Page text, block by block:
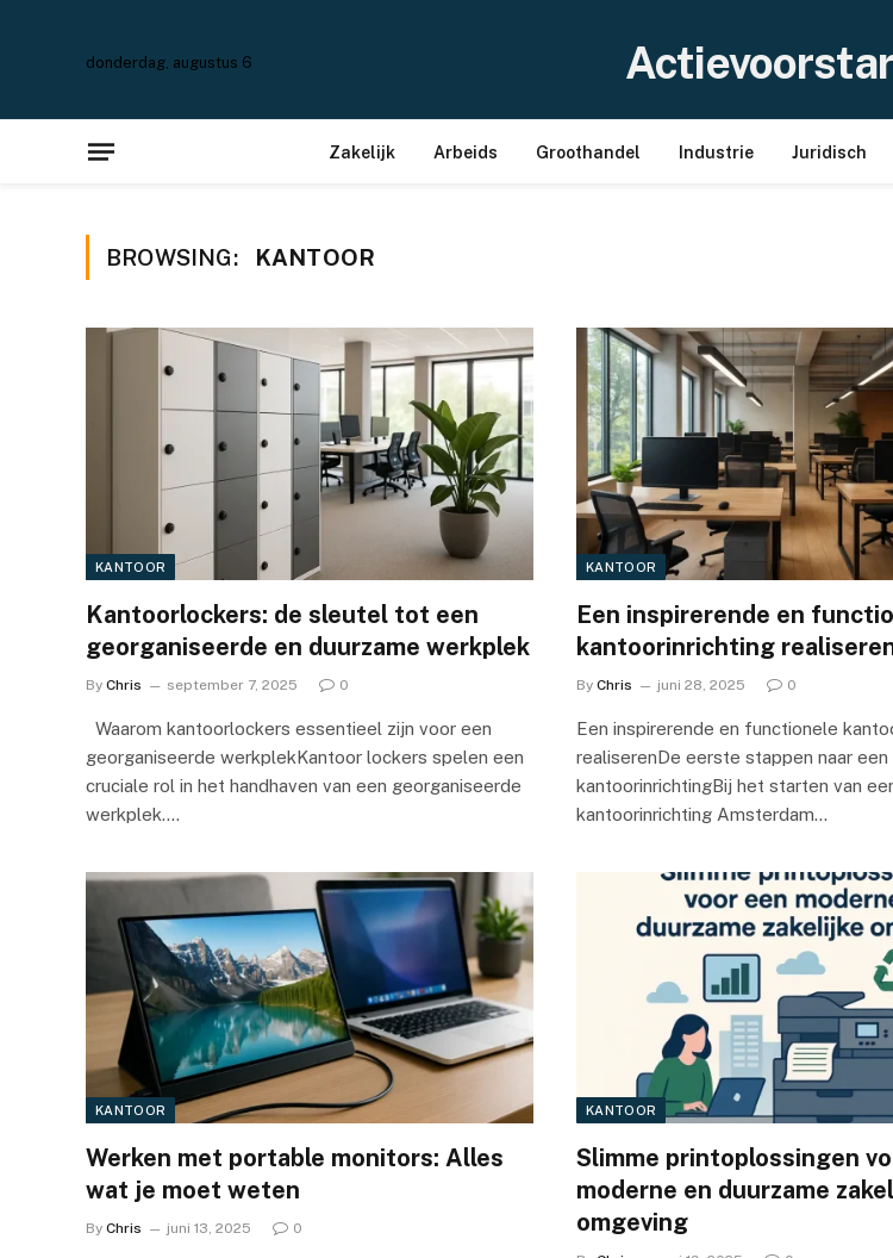
donderdag, augustus 6
Zakelijk Arbeids Groothandel Industrie Juridisch
BROWSING: KANTOOR
KANTOOR
Kantoorlockers: de sleutel tot een
georganiseerde en duurzame werkplek
By Chris september 7, 2025 0
Waarom kantoorlockers essentieel zijn voor een
georganiseerde werkplekKantoor lockers spelen een
cruciale rol in het handhaven van een georganiseerde
werkplek.…
KANTOOR
Een inspirerende en
kantoorinrichting
By Chris juni 28, 2025 0
Een inspirerende en functionele
realiserenDe eerste stappen naar een
kantoorinrichtingBij het starten van
kantoorinrichting Amsterdam…
KANTOOR
Werken met portable monitors: Alles
wat je moet weten
By Chris juni 13, 2025 0
KANTOOR
Slimme printoplossingen
moderne en duurzame
omgeving